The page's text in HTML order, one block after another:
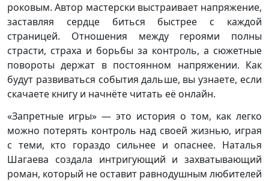
роковым. Автор мастерски выстраивает напряжение,
заставляя сердце биться быстрее с каждой
страницей. Отношения между героями полны
страсти, страха и борьбы за контроль, а сюжетные
повороты держат в постоянном напряжении. Как
будут развиваться события дальше, вы узнаете, если
скачаете книгу и начнёте читать её онлайн.
«Запретные игры» — это история о том, как легко
можно потерять контроль над своей жизнью, играя
с теми, кто гораздо сильнее и опаснее. Наталья
Шагаева создала интригующий и захватывающий
роман, который не оставит равнодушным любителей